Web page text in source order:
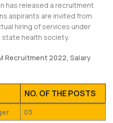
has released a recruitment
aspirants are invited from
hiring of services under
state health society.
Recruitment 2022, Salary
NO. OF THE POSTS
03